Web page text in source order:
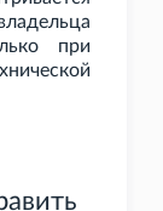
при